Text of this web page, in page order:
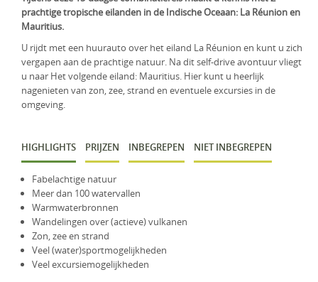
Groepsreis
Uganda
Zambia
Zimbabwe
Zuid-Afrika
KLM Preferred Partner
prachtige tropische eilanden in de Indische Oceaan: La Réunion en
Mauritius.
U rijdt met een huurauto over het eiland La Réunion en kunt u zich
vergapen aan de prachtige natuur. Na dit self-drive avontuur vliegt
u naar Het volgende eiland: Mauritius. Hier kunt u heerlijk
nagenieten van zon, zee, strand en eventuele excursies in de
omgeving.
HIGHLIGHTS PRIJZEN INBEGREPEN NIET INBEGREPEN
Fabelachtige natuur
Meer dan 100 watervallen
Warmwaterbronnen
Wandelingen over (actieve) vulkanen
Zon, zee en strand
Veel (water)sportmogelijkheden
Veel excursiemogelijkheden